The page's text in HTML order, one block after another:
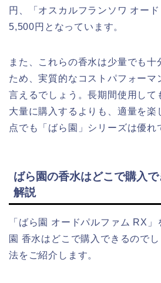
円、「オスカルフランソワ オー
5,500円となっています。
また、これらの香水は少量でも十
ため、実質的なコストパフォーマ
言えるでしょう。長期間使用して
大量に購入するよりも、適量を楽
点でも「ばら園」シリーズは優れ
ばら園の香水はどこで購入
解説
「ばら園 オードパルファム RX
園 香水はどこで購入できるので
法をご紹介します。